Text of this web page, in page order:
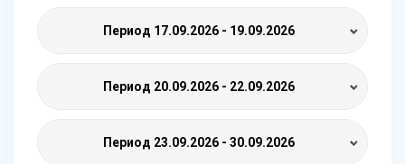
Период 17.09.2026 - 19.09.2026
Период 20.09.2026 - 22.09.2026
Период 23.09.2026 - 30.09.2026